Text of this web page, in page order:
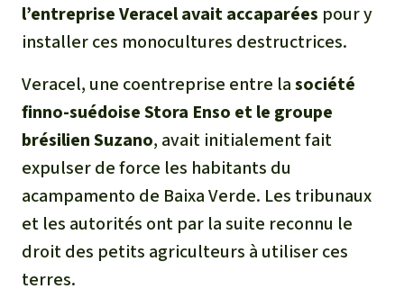
l’entreprise Veracel avait accaparées pour y
installer ces monocultures destructrices.
Veracel, une coentreprise entre lasociété
finno‑suédoise Stora Enso et le groupe
brésilien Suzano, avait initialement fait
expulser de force les habitants du
acampamento de Baixa Verde. Les tribunaux
et les autorités ont par la suite reconnu le
droit des petits agriculteurs à utiliser ces
terres.